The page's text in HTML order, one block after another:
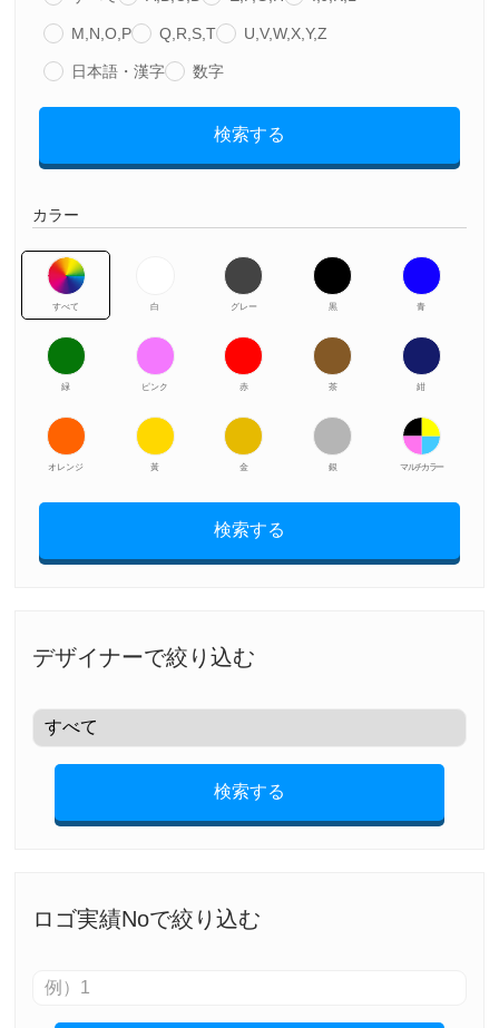
M,N,O,P Q,R,S,T U,V,W,X,Y,Z
日本語・漢字 数字
検索する
カラー
すべて 白 グレー 黒 青
緑 ピンク 赤 茶 紺
オレンジ 黃 金 銀 マルチカラー
検索する
デザイナーで絞り込む
検索する
ロゴ実績Noで絞り込む